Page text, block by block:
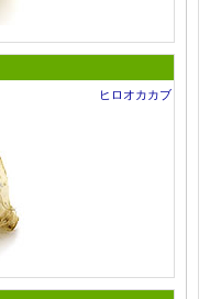
ヒロオカカブ